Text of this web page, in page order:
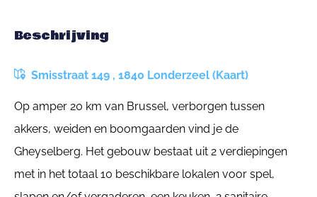
Beschrijving
Smisstraat 149 , 1840 Londerzeel (Kaart)
Op amper 20 km van Brussel, verborgen tussen
akkers, weiden en boomgaarden vind je de
Gheyselberg. Het gebouw bestaat uit 2 verdiepingen
met in het totaal 10 beschikbare lokalen voor spel,